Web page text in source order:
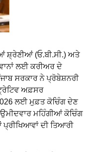
ਸ਼੍ਰੇਣੀਆਂ (ਓ.ਬੀ.ਸੀ.) ਅਤੇ
ਲਈ ਕਰੀਅਰ ਦੇ
ਸਰਕਾਰ ਨੇ ਪ੍ਰੋਬੇਸ਼ਨਰੀ
ਅਫ਼ਸਰ
ਲਈ ਮੁਫ਼ਤ ਕੋਚਿੰਗ ਦੇਣ
ਮਹਿੰਗੀਆਂ ਕੋਚਿੰਗ
ਦੀ ਤਿਆਰੀ